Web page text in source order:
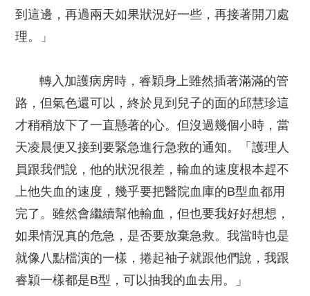
到這邊，再過兩天如果狀況好一些，再接著開刀處
理。」
轉入加護病房時，睿穎身上雖然插著滿滿的管
路，但氣色還可以，終於見到兒子的面的邱慧珍這
才稍稍放下了一直懸著的心。但沒過幾個小時，當
天凌晨便又接到要緊急進行急救的通知。「護理人
員跟我們說，他的狀況很差，輸血的速度根本趕不
上他失血的速度，幾乎要把醫院血庫的B型血都用
完了。雖然會繼續幫他輸血，但也要我好好想想，
如果情況真的危急，是否要放棄急救。我當時也是
就像八點檔演的一樣，捲起袖子就跟他們說，我跟
睿穎一樣都是B型，可以抽我的血去用。」